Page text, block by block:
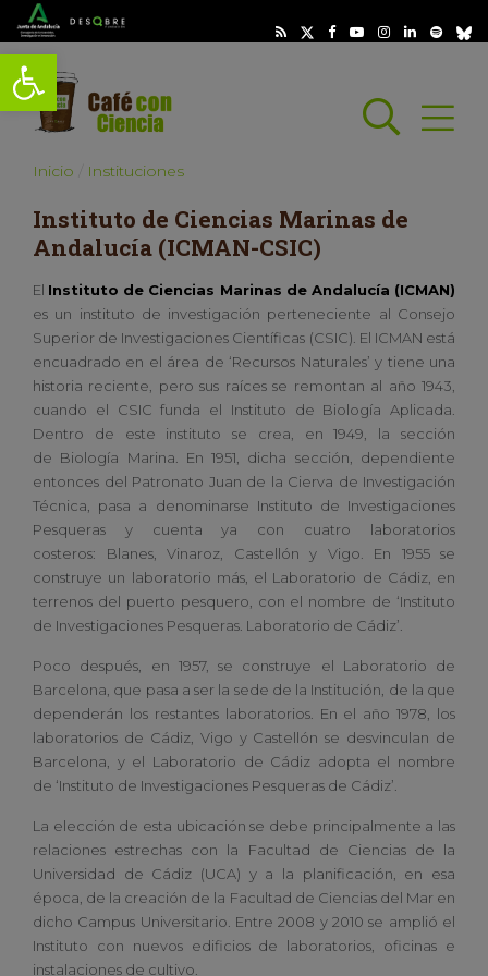
Abrir barra de herramientas
Abrir
Inicio Instituciones
Instituto de Ciencias Marinas de
Andalucía (ICMAN-CSIC)
El Instituto de Ciencias Marinas de Andalucía (ICMAN)
es un instituto de investigación perteneciente al Consejo
Superior de Investigaciones Científicas (CSIC). El ICMAN está
encuadrado en el área de ‘Recursos Naturales’ y tiene una
historia reciente, pero sus raíces se remontan al año 1943,
cuando el CSIC funda el Instituto de Biología Aplicada.
Dentro de este instituto se crea, en 1949, la sección
de Biología Marina. En 1951, dicha sección, dependiente
entonces del Patronato Juan de la Cierva de Investigación
Técnica, pasa a denominarse Instituto de Investigaciones
Pesqueras y cuenta ya con cuatro laboratorios
costeros: Blanes, Vinaroz, Castellón y Vigo. En 1955 se
construye un laboratorio más, el Laboratorio de Cádiz, en
terrenos del puerto pesquero, con el nombre de ‘Instituto
de Investigaciones Pesqueras. Laboratorio de Cádiz’.
Poco después, en 1957, se construye el Laboratorio de
Barcelona, que pasa a ser la sede de la Institución, de la que
dependerán los restantes laboratorios. En el año 1978, los
laboratorios de Cádiz, Vigo y Castellón se desvinculan de
Barcelona, y el Laboratorio de Cádiz adopta el nombre
de ‘Instituto de Investigaciones Pesqueras de Cádiz’.
La elección de esta ubicación se debe principalmente a las
relaciones estrechas con la Facultad de Ciencias de la
Universidad de Cádiz (UCA) y a la planificación, en esa
época, de la creación de la Facultad de Ciencias del Mar en
dicho Campus Universitario. Entre 2008 y 2010 se amplió el
Instituto con nuevos edificios de laboratorios, oficinas e
instalaciones de cultivo.